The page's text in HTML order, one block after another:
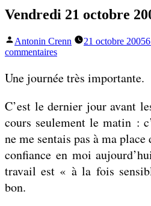
Vendredi 21 octobre
Publié
par
Antonin Crenn 21 octobre 2005
commentairessur
21
octobre
Une journée très importante.
C’est le dernier jour avant
cours seulement le matin :
ne me sentais pas à ma
confiance en moi
travail est « à la fois
bon.